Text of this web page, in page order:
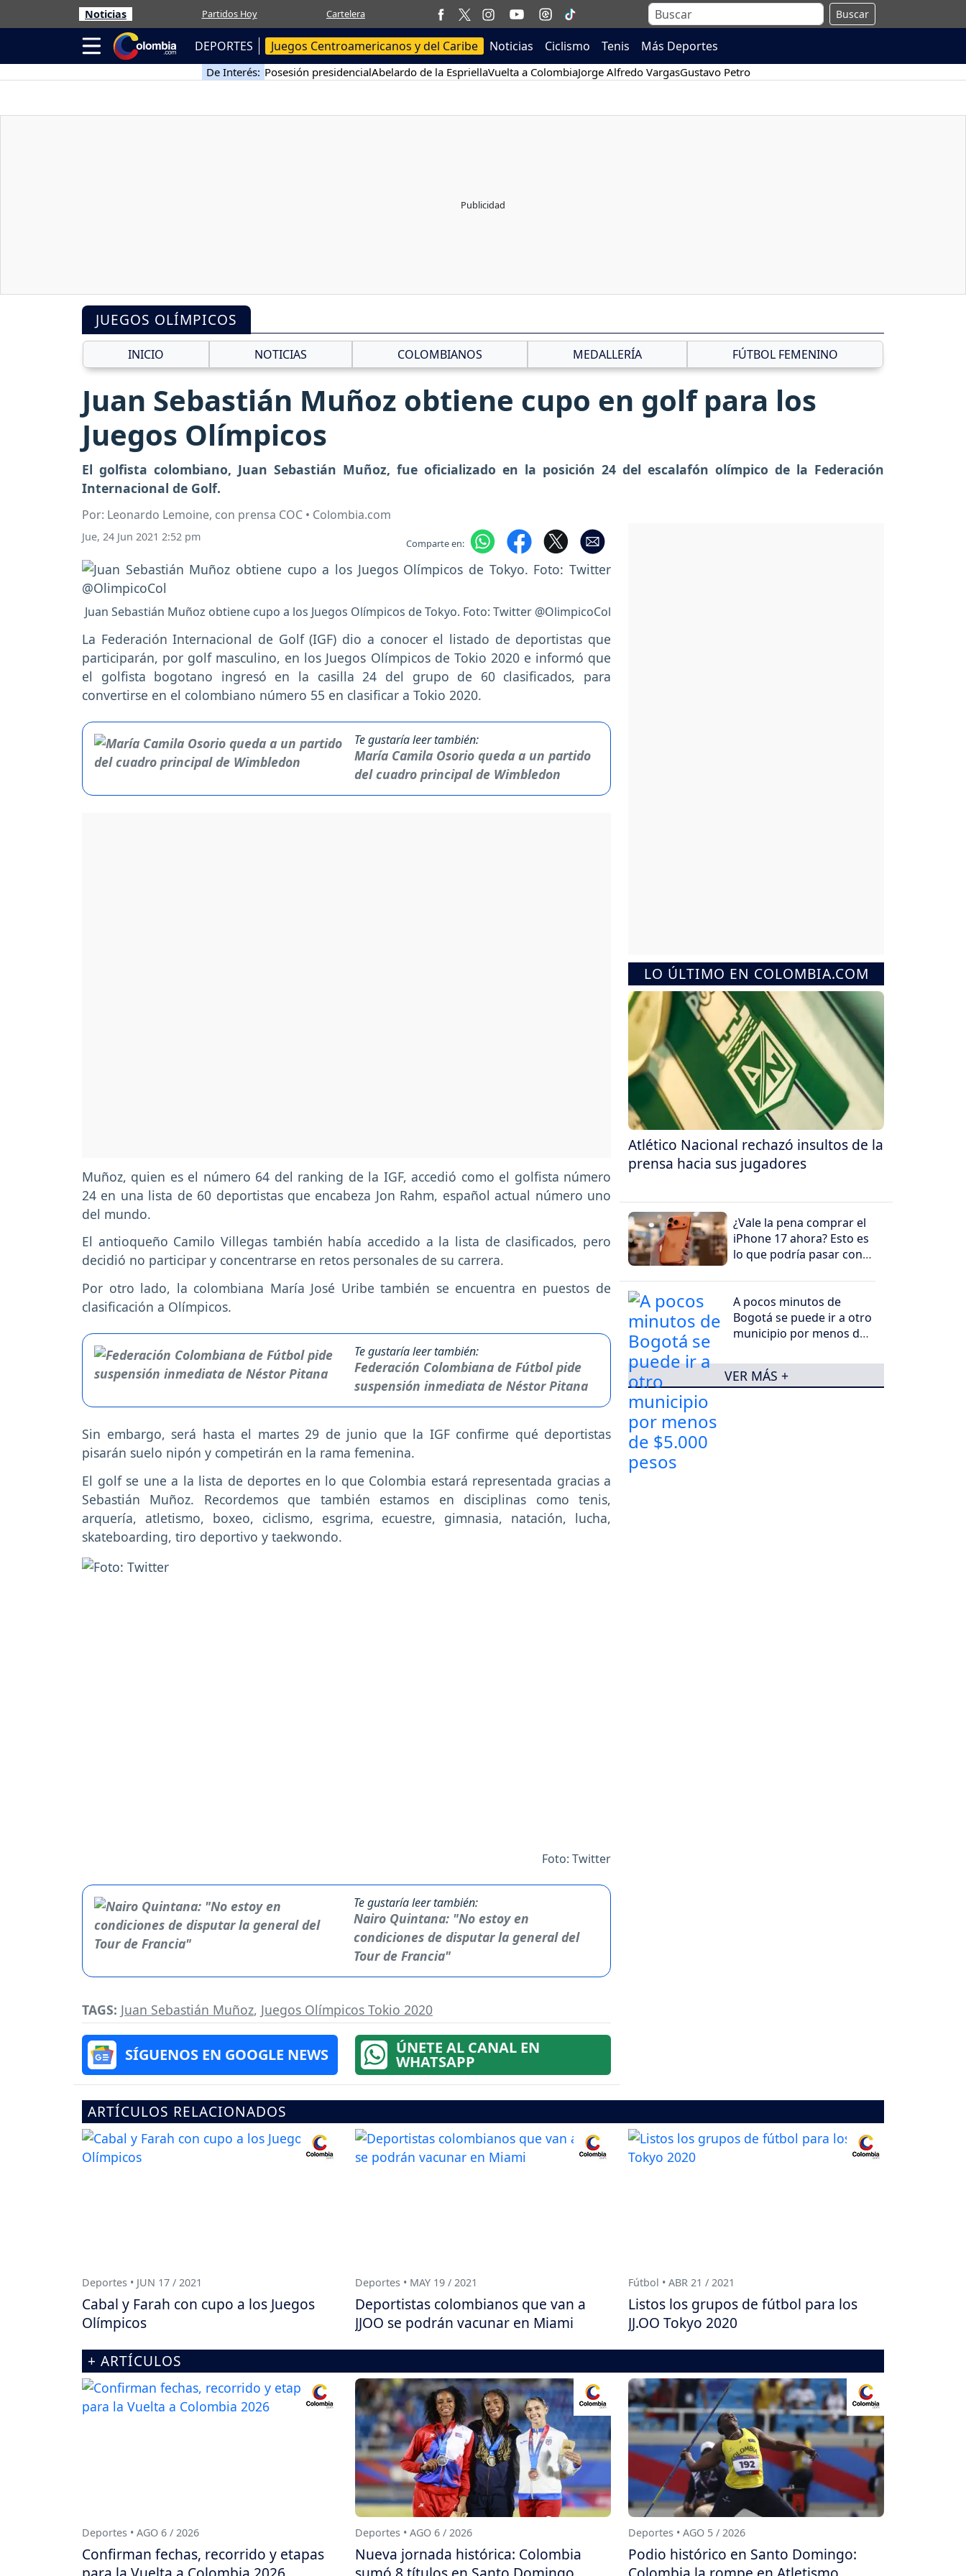
Noticias Partidos Hoy Cartelera Buscar
DEPORTES Juegos Centroamericanos y del Caribe Noticias Ciclismo Tenis Más Deportes
De Interés: Posesión presidencialAbelardo de la EspriellaVuelta a ColombiaJorge Alfredo VargasGustavo Petro
JUEGOS OLÍMPICOS
INICIO NOTICIAS COLOMBIANOS MEDALLERÍA FÚTBOL FEMENINO
Juan Sebastián Muñoz obtiene cupo en golf para los
Juegos Olímpicos
El golfista colombiano, Juan Sebastián Muñoz, fue oficializado en la posición 24 del escalafón olímpico de la Federación
Internacional de Golf.
Por: Leonardo Lemoine, con prensa COC • Colombia.com
Jue, 24 Jun 2021 2:52 pm Comparte en:
Juan Sebastián Muñoz obtiene cupo a los Juegos Olímpicos de Tokyo. Foto: Twitter @OlimpicoCol
La Federación Internacional de Golf (IGF) dio a conocer el listado de deportistas que
participarán, por golf masculino, en los Juegos Olímpicos de Tokio 2020 e informó que
el golfista bogotano ingresó en la casilla 24 del grupo de 60 clasificados, para
convertirse en el colombiano número 55 en clasificar a Tokio 2020.
Te gustaría leer también:
María Camila Osorio queda a un partido
del cuadro principal de Wimbledon
Muñoz, quien es el número 64 del ranking de la IGF, accedió como el golfista número
24 en una lista de 60 deportistas que encabeza Jon Rahm, español actual número uno
del mundo.
El antioqueño Camilo Villegas también había accedido a la lista de clasificados, pero
decidió no participar y concentrarse en retos personales de su carrera.
Por otro lado, la colombiana María José Uribe también se encuentra en puestos de
clasificación a Olímpicos.
Te gustaría leer también:
Federación Colombiana de Fútbol pide
suspensión inmediata de Néstor Pitana
Sin embargo, será hasta el martes 29 de junio que la IGF confirme qué deportistas
pisarán suelo nipón y competirán en la rama femenina.
El golf se une a la lista de deportes en lo que Colombia estará representada gracias a
Sebastián Muñoz. Recordemos que también estamos en disciplinas como tenis,
arquería, atletismo, boxeo, ciclismo, esgrima, ecuestre, gimnasia, natación, lucha,
skateboarding, tiro deportivo y taekwondo.
Foto: Twitter
Te gustaría leer también:
Nairo Quintana: "No estoy en
condiciones de disputar la general del
Tour de Francia"
TAGS: Juan Sebastián Muñoz, Juegos Olímpicos Tokio 2020
SÍGUENOS EN GOOGLE NEWS ÚNETE AL CANAL EN
WHATSAPP
LO ÚLTIMO EN COLOMBIA.COM
Atlético Nacional rechazó insultos de la
prensa hacia sus jugadores
¿Vale la pena comprar el
iPhone 17 ahora? Esto es
lo que podría pasar con
próximos meses
A pocos minutos de
Bogotá se puede ir a otro
municipio por menos de
VER MÁS +
ARTÍCULOS RELACIONADOS
Deportes • JUN 17 / 2021
Cabal y Farah con cupo a los Juegos
Olímpicos
Deportes • MAY 19 / 2021
Deportistas colombianos que van a
JJOO se podrán vacunar en Miami
Fútbol • ABR 21 / 2021
Listos los grupos de fútbol para los
JJ.OO Tokyo 2020
+ ARTÍCULOS
Deportes • AGO 6 / 2026
Confirman fechas, recorrido y etapas
Deportes • AGO 6 / 2026
Nueva jornada histórica: Colombia
Deportes • AGO 5 / 2026
Podio histórico en Santo Domingo: